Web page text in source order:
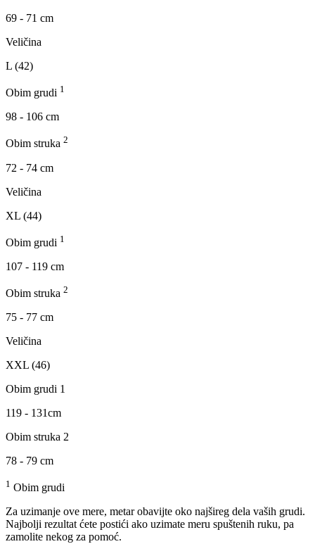
69 - 71 cm
Veličina
L (42)
Obim grudi 1
98 - 106 cm
Obim struka 2
72 - 74 cm
Veličina
XL (44)
Obim grudi 1
107 - 119 cm
Obim struka 2
75 - 77 cm
Veličina
XXL (46)
Obim grudi 1
119 - 131cm
Obim struka 2
78 - 79 cm
1 Obim grudi
Za uzimanje ove mere, metar obavijte oko najšireg dela vaših grudi.
Najbolji rezultat ćete postići ako uzimate meru spuštenih ruku, pa
zamolite nekog za pomoć.